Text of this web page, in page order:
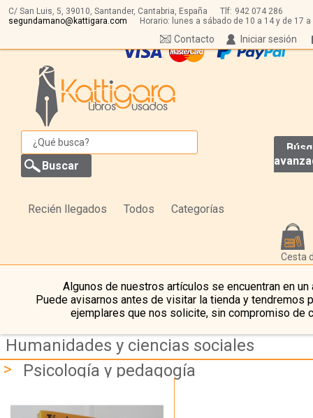
C/ San Luis, 5, 39010, Santander, Cantabria, España Tlf: 942 074 286
segundamano@kattigara.com
Horario: lunes a sábado de 10 a 14 y de 17 a
Iniciar sesión
Contacto
Recién llegados Todos Categorías
Cesta
Algunos de nuestros artículos se encuentran en un
Puede avisarnos antes de visitar la tienda y tendremos
ejemplares que nos solicite, sin compromiso de
Humanidades y ciencias sociales
>
Psicología y pedagogía